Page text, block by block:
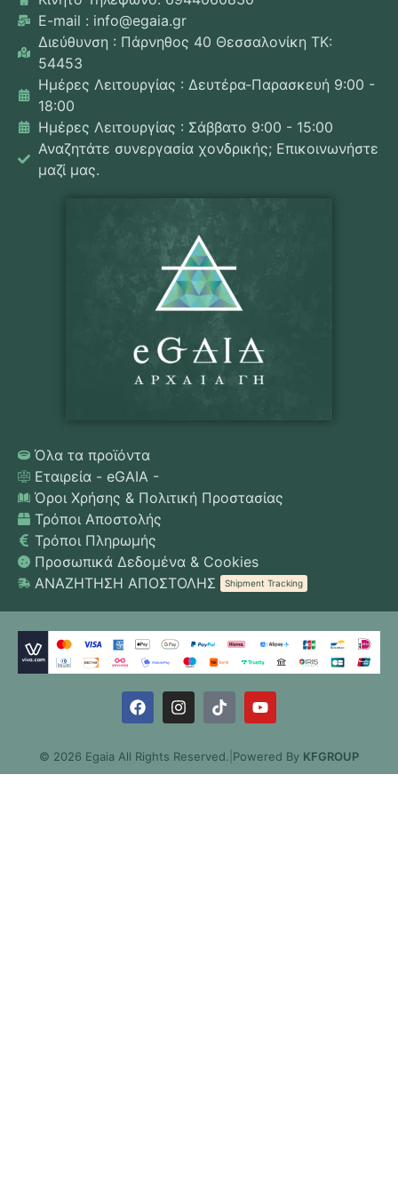
E-mail : info@egaia.gr
Διεύθυνση : Πάρνηθος 40 Θεσσαλονίκη ΤΚ:
54453
Ημέρες Λειτουργίας : Δευτέρα-Παρασκευή 9:00 -
18:00
Ημέρες Λειτουργίας : Σάββατο 9:00 - 15:00
Αναζητάτε συνεργασία χονδρικής; Επικοινωνήστε
μαζί μας.
Όλα τα προϊόντα
Εταιρεία - eGAIA -
Όροι Χρήσης & Πολιτική Προστασίας
Τρόποι Αποστολής
Τρόποι Πληρωμής
Προσωπικά Δεδομένα & Cookies
ΑΝΑΖΗΤΗΣΗ ΑΠΟΣΤΟΛΗΣ
Shipment Tracking
© 2026 Egaia All Rights Reserved. Powered By KFGROUP